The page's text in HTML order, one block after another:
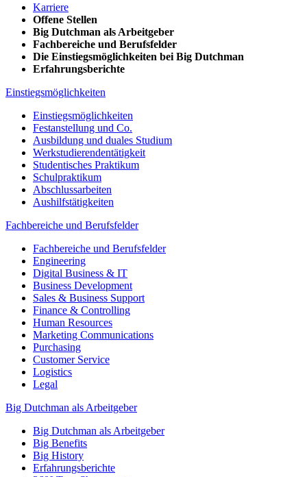
Karriere
Offene Stellen
Big Dutchman als Arbeitgeber
Fachbereiche und Berufsfelder
Die Einstiegsmöglichkeiten bei Big Dutchman
Erfahrungsberichte
Einstiegsmöglichkeiten
Einstiegsmöglichkeiten
Festanstellung und Co.
Ausbildung und duales Studium
Werkstudierendentätigkeit
Studentisches Praktikum
Schulpraktikum
Abschlussarbeiten
Aushilfstätigkeiten
Fachbereiche und Berufsfelder
Fachbereiche und Berufsfelder
Engineering
Digital Business & IT
Business Development
Sales & Business Support
Finance & Controlling
Human Resources
Marketing Communications
Purchasing
Customer Service
Logistics
Legal
Big Dutchman als Arbeitgeber
Big Dutchman als Arbeitgeber
Big Benefits
Big History
Erfahrungsberichte